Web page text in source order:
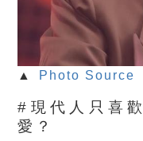
▲ Photo Source
#現代人只喜
愛？